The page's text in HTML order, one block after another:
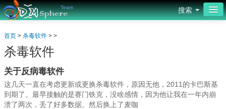
Team 搜索
网页设计
平面设计
源码编程
首页 > 杀毒软件 > >
杀毒软件
关于反病毒软件
这几天一直在考虑更新或更换杀毒软件，原因无他，2011的卡巴斯基
到期了。最早接触的是赛门铁克，没啥感情，因为他让我在一年内崩
溃了两次，丢了好多数据。然后换上了麦咖